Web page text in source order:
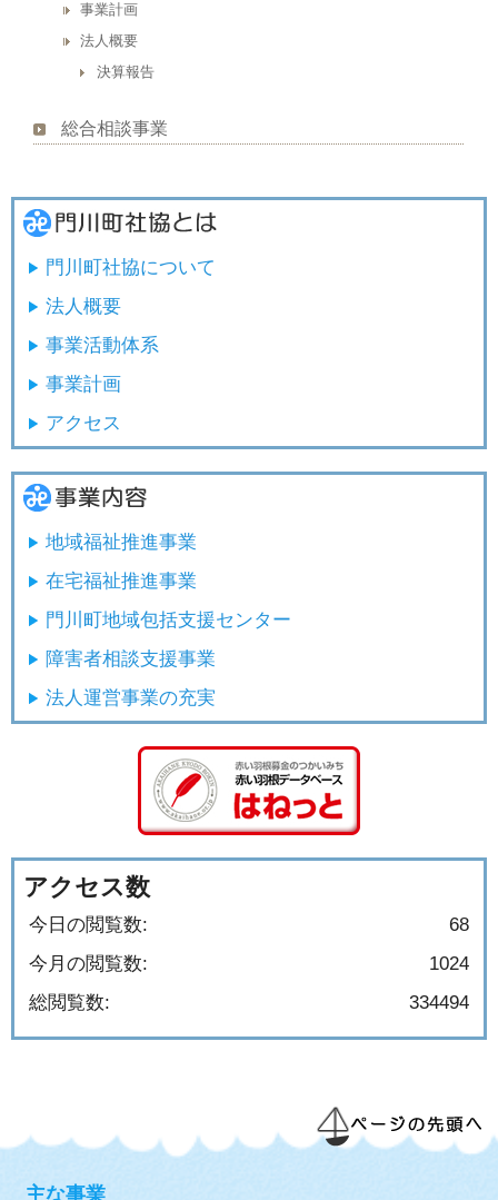
事業計画
法人概要
決算報告
総合相談事業
門川町社協について
法人概要
事業活動体系
事業計画
アクセス
地域福祉推進事業
在宅福祉推進事業
門川町地域包括支援センター
障害者相談支援事業
法人運営事業の充実
アクセス数
68
今日の閲覧数:
1024
今月の閲覧数:
334494
総閲覧数:
主な事業